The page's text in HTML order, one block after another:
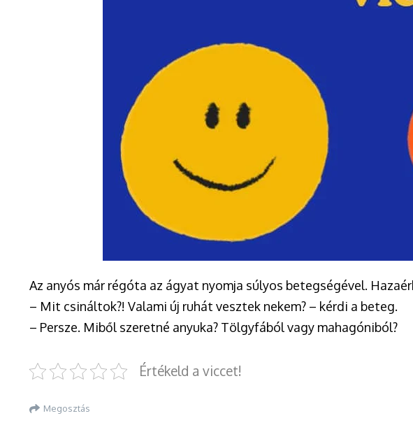
Az anyós már régóta az ágyat nyomja súlyos betegségével.
– Mit csináltok?! Valami új ruhát vesztek nekem? – kérdi a beteg.
– Persze. Miből szeretné anyuka? Tölgyfából vagy mahagóniból?
Értékeld a viccet!
Megosztás